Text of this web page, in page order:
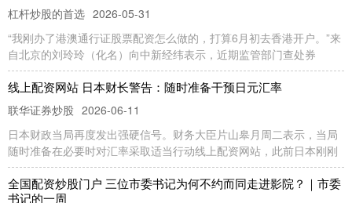
杠杆炒股的首选 2026-05-31
“我刚办了港澳通行证股票配资怎么做的，打算6月初去香港开户。”来
自北京的刘玲玲（化名）向中新经纬表示，近期监管部门查处券
线上配资网站 日本财长警告：随时准备干预日元汇率
联华证券炒股 2026-06-11
日本财政当局再度发出强硬信号。财务大臣片山皋月周二表示，当局
随时准备在必要时对汇率采取适当行动线上配资网站，此前日本刚刚
全国配资炒股门户 三位市委书记为何不约而同走进影院？｜市委
书记的一周